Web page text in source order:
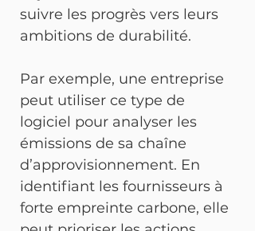
suivre les progrès vers leurs
ambitions de durabilité.
Par exemple, une entreprise
peut utiliser ce type de
logiciel pour analyser les
émissions de sa chaîne
d’approvisionnement. En
identifiant les fournisseurs à
forte empreinte carbone, elle